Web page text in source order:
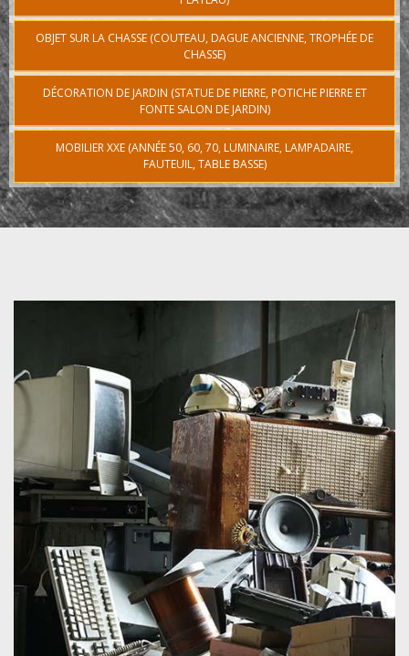
OBJET SUR LA CHASSE (COUTEAU, DAGUE ANCIENNE, TROPHÉE DE
CHASSE)
DÉCORATION DE JARDIN (STATUE DE PIERRE, POTICHE PIERRE ET
FONTE SALON DE JARDIN)
MOBILIER XXE (ANNÉE 50, 60, 70, LUMINAIRE, LAMPADAIRE,
FAUTEUIL, TABLE BASSE)